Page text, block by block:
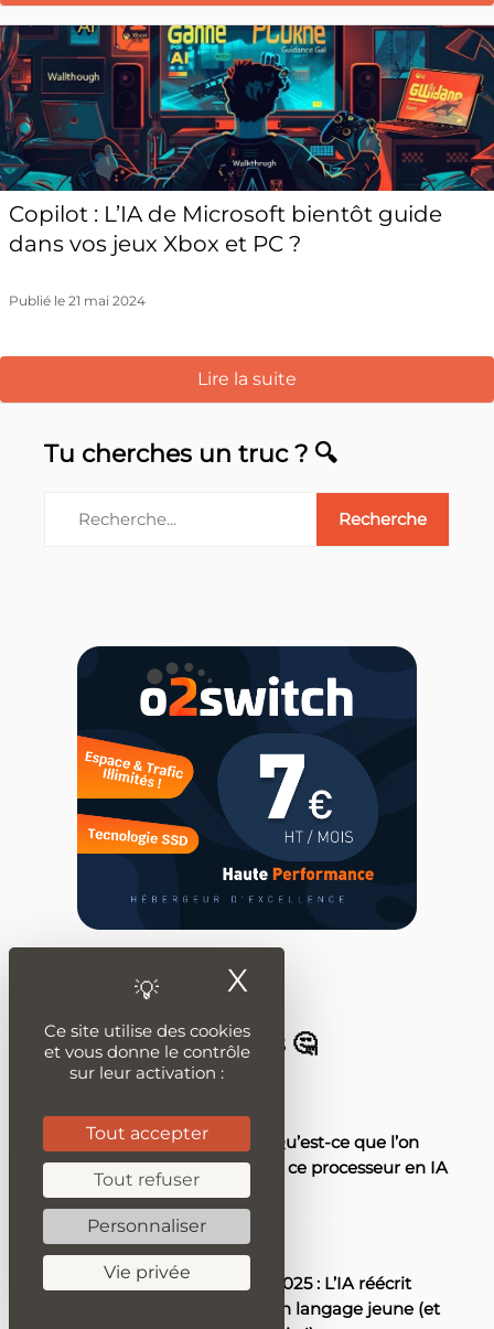
Copilot : L’IA de Microsoft bientôt guide
dans vos jeux Xbox et PC ?
Publié le 21 mai 2024
Lire la suite
Tu cherches un truc ? 🔍
Les derniers articles 🤔
4 JUIN 2025
Max+ 395 LLM : Qu’est-ce que l’on
peut attendre de ce processeur en IA
? ...
26 MAI 2025
Friends version 2025 : L’IA réécrit
l’épisode pilote en langage jeune (et
Ce site utilise des cookies
et vous donne le contrôle
sur leur activation :
Tout accepter
Tout refuser
Personnaliser
Vie privée
X